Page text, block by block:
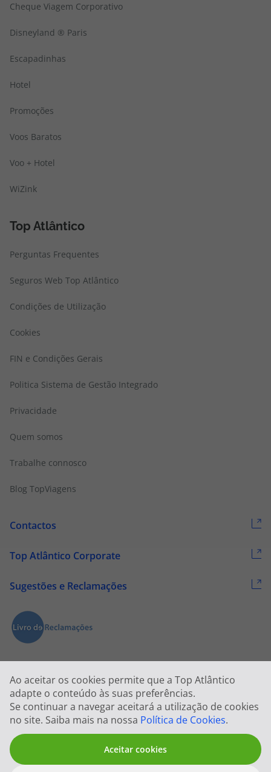
Ao aceitar os cookies permite que a Top Atlântico
adapte o conteúdo às suas preferências.
Se continuar a navegar aceitará a utilização de cookies
no site. Saiba mais na nossa Política de Cookies.
Aceitar cookies
Cheque Viagem Corporativo
Disneyland ® Paris
Escapadinhas
Hotel
Promoções
Voos Baratos
Voo + Hotel
WiZink
Top Atlântico
Perguntas Frequentes
Seguros Web Top Atlântico
Condições de Utilização
Cookies
FIN e Condições Gerais
Politica Sistema de Gestão Integrado
Privacidade
Quem somos
Trabalhe connosco
Blog TopViagens
Contactos
Top Atlântico Corporate
Sugestões e Reclamações
2026 © Todos os direitos reservados:Top Atlântico, Viagens e Turismo